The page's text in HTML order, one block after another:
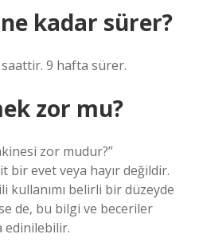
kadar sürer?
9 hafta sürer.
zor mu?
zor mudur?”
bir evet veya hayır değildir.
kullanımı belirli bir düzeyde
de, bu bilgi ve beceriler
edinilebilir.